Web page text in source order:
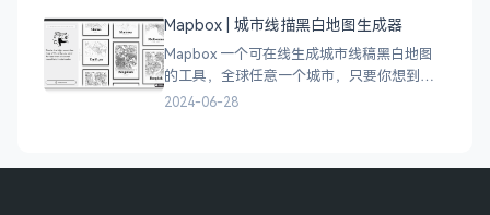
Mapbox | 城市线描黑白地图生成器
Mapbox 一个可在线生成城市线稿黑白地图
的工具，全球任意一个城市，只要你想到的
城市，直接搜索城市名称，自动生成该城市
2024-06-28